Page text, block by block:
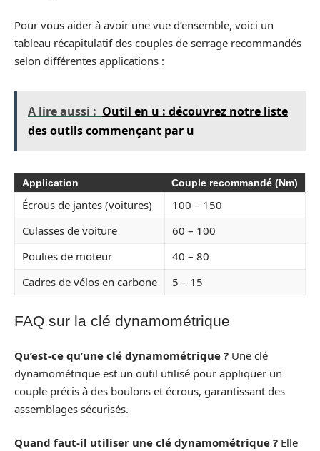
Pour vous aider à avoir une vue d’ensemble, voici un
tableau récapitulatif des couples de serrage recommandés
selon différentes applications :
A lire aussi : Outil en u : découvrez notre liste
des outils commençant par u
Application Couple recommandé (Nm)
Écrous de jantes (voitures)
100 – 150
Culasses de voiture
60 – 100
Poulies de moteur
40 – 80
Cadres de vélos en carbone
5 – 15
FAQ sur la clé dynamométrique
Qu’est-ce qu’une clé dynamométrique ? Une clé
dynamométrique est un outil utilisé pour appliquer un
couple précis à des boulons et écrous, garantissant des
assemblages sécurisés.
Quand faut-il utiliser une clé dynamométrique ? Elle